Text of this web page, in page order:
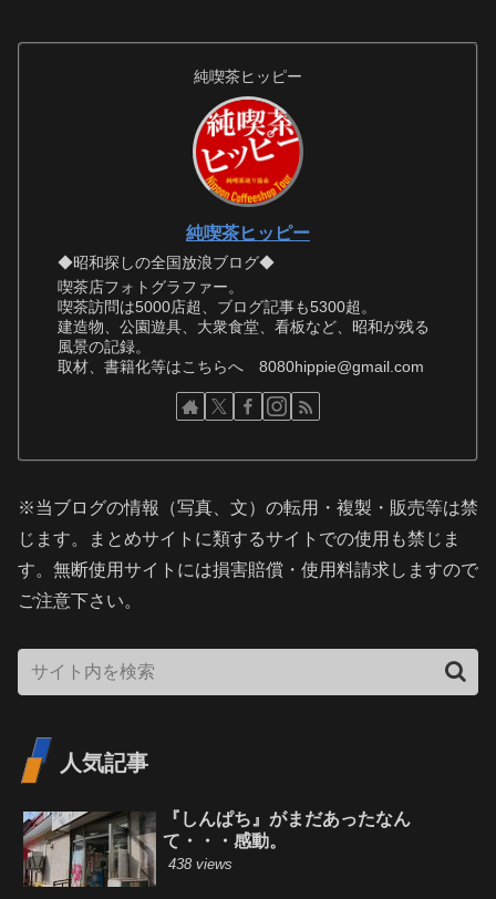
純喫茶ヒッピー
純喫茶ヒッピー
◆昭和探しの全国放浪ブログ◆
喫茶店フォトグラファー。
喫茶訪問は5000店超、ブログ記事も5300超。
建造物、公園遊具、大衆食堂、看板など、昭和が残る
風景の記録。
取材、書籍化等はこちらへ 8080hippie@gmail.com
※当ブログの情報（写真、文）の転用・複製・販売等は禁
じます。まとめサイトに類するサイトでの使用も禁じま
す。無断使用サイトには損害賠償・使用料請求しますので
ご注意下さい。
人気記事
『しんぱち』がまだあったなん
て・・・感動。
438 views